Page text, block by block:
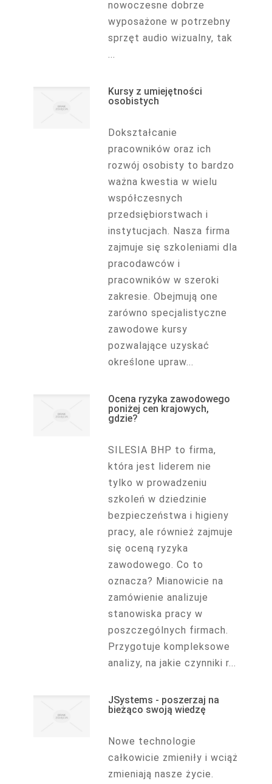
nowoczesne dobrze
wyposażone w potrzebny
sprzęt audio wizualny, tak
...
Kursy z umiejętności
osobistych
Dokształcanie
pracowników oraz ich
rozwój osobisty to bardzo
ważna kwestia w wielu
współczesnych
przedsiębiorstwach i
instytucjach. Nasza firma
zajmuje się szkoleniami dla
pracodawców i
pracowników w szeroki
zakresie. Obejmują one
zarówno specjalistyczne
zawodowe kursy
pozwalające uzyskać
określone upraw...
Ocena ryzyka zawodowego
poniżej cen krajowych,
gdzie?
SILESIA BHP to firma,
która jest liderem nie
tylko w prowadzeniu
szkoleń w dziedzinie
bezpieczeństwa i higieny
pracy, ale również zajmuje
się oceną ryzyka
zawodowego. Co to
oznacza? Mianowicie na
zamówienie analizuje
stanowiska pracy w
poszczególnych firmach.
Przygotuje kompleksowe
analizy, na jakie czynniki r...
JSystems - poszerzaj na
bieżąco swoją wiedzę
Nowe technologie
całkowicie zmieniły i wciąż
zmieniają nasze życie.